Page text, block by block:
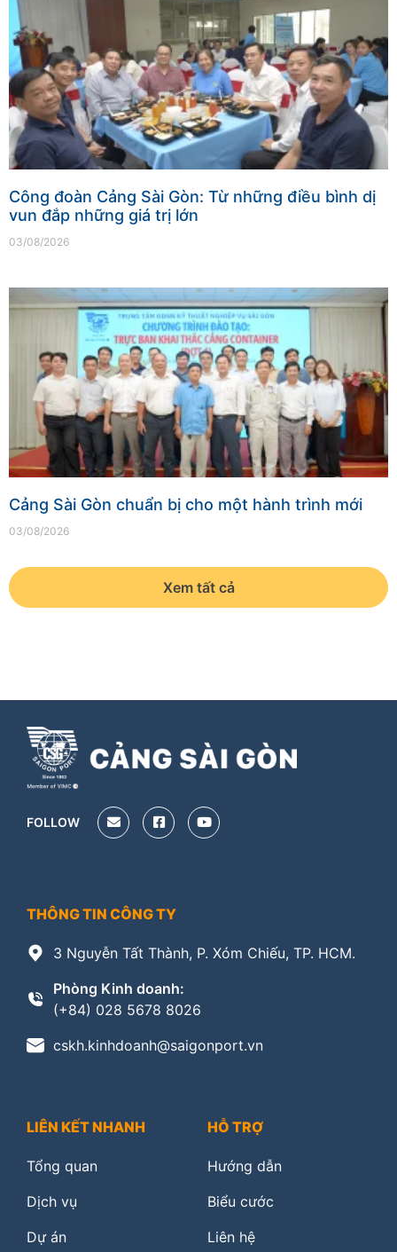
Công đoàn Cảng Sài Gòn: Từ những điều bình dị
vun đắp những giá trị lớn
03/08/2026
Cảng Sài Gòn chuẩn bị cho một hành trình mới
03/08/2026
Xem tất cả
FOLLOW
THÔNG TIN CÔNG TY
3 Nguyễn Tất Thành, P. Xóm Chiếu, TP. HCM.
Phòng Kinh doanh:
(+84) 028 5678 8026
cskh.kinhdoanh@saigonport.vn
LIÊN KẾT NHANH
Tổng quan
Dịch vụ
Dự án
HỖ TRỢ
Hướng dẫn
Biểu cước
Liên hệ